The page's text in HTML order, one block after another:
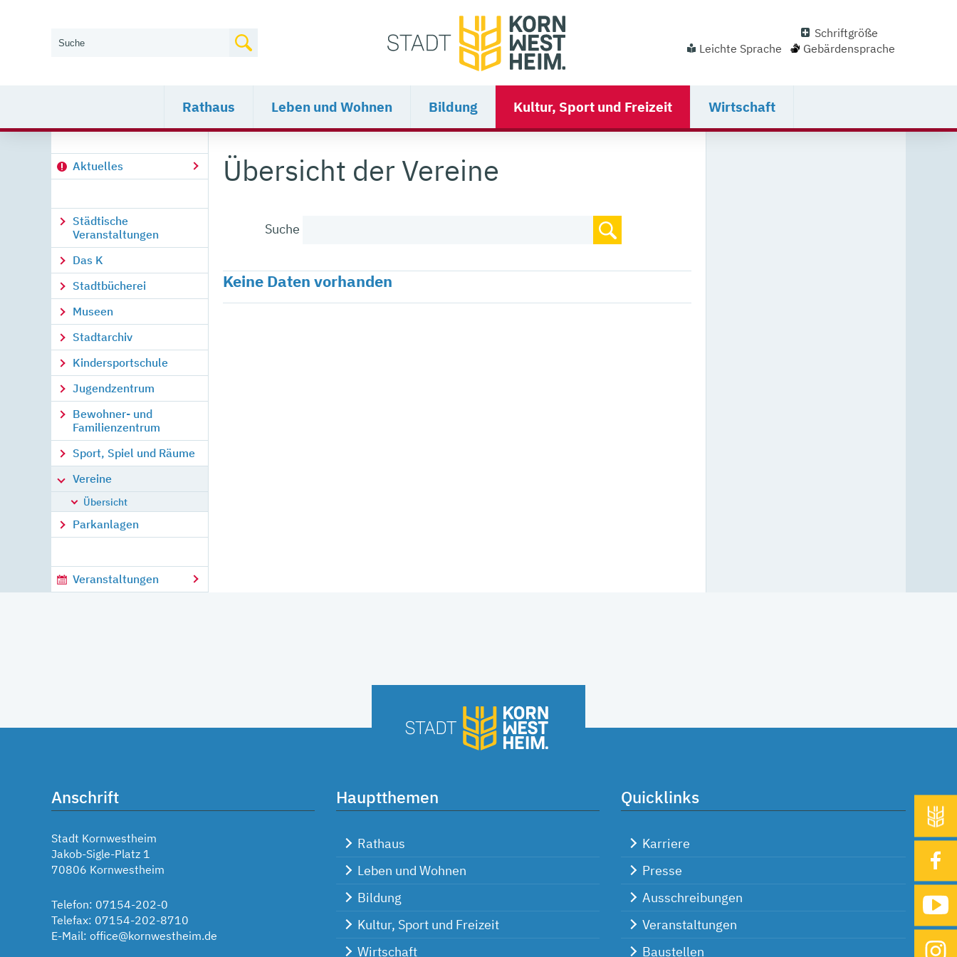
Schriftgröße
Leichte Sprache
Gebärdensprache
Rathaus Leben und Wohnen Bildung Kultur, Sport und Freizeit Wirtschaft
Aktuelles
Städtische
Veranstaltungen
Das K
Stadtbücherei
Museen
Stadtarchiv
Kindersportschule
Jugendzentrum
Bewohner- und
Familienzentrum
Sport, Spiel und Räume
Vereine
Übersicht
Parkanlagen
Veranstaltungen
Übersicht der Vereine
Suche
Keine Daten vorhanden
Anschrift
Stadt Kornwestheim
Jakob-Sigle-Platz 1
70806 Kornwestheim
Telefon: 07154-202-0
Telefax: 07154-202-8710
E-Mail: office@kornwestheim.de
Hauptthemen
Rathaus
Leben und Wohnen
Bildung
Kultur, Sport und Freizeit
Wirtschaft
Quicklinks
Karriere
Presse
Ausschreibungen
Veranstaltungen
Baustellen